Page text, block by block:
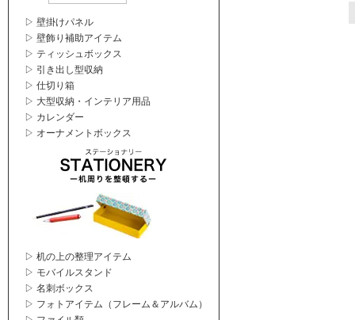
▷ 壁掛けパネル
▷ 壁飾り補助アイテム
▷ ティッシュボックス
▷ 引き出し型収納
▷ 仕切り箱
▷ 大型収納・インテリア用品
▷ カレンダー
▷ オーナメントボックス
▷ 机の上の整理アイテム
▷ モバイルスタンド
▷ 名刺ボックス
▷ フォトアイテム（フレーム＆アルバム）